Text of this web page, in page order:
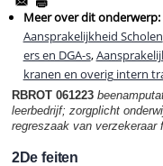
Meer over dit onderwerp:
Aansprakelijkheid Scholen
ers en DGA-s,
kranen en overig intern
RBROT 061223
leerbedrijf; zorgplicht
regreszaak van verzekeraar
2De feiten